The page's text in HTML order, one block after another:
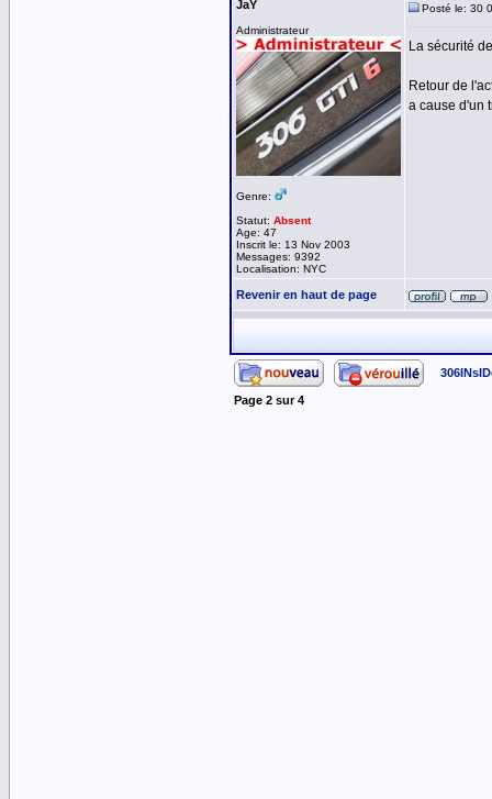
JaY
Administrateur
Genre:
Statut: Absent
Age: 47
Inscrit le: 13 Nov 2003
Messages: 9392
Localisation: NYC
Posté le: 30
La sécurité
Retour de
a cause d'un
Revenir en haut de page
Page 2 sur4